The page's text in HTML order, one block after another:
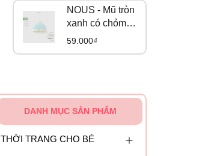
NOUS - Mũ tròn
xanh có chỏm
thêu mắt con
59.000₫
DANH MỤC SẢN PHẨM
THỜI TRANG CHO BÉ